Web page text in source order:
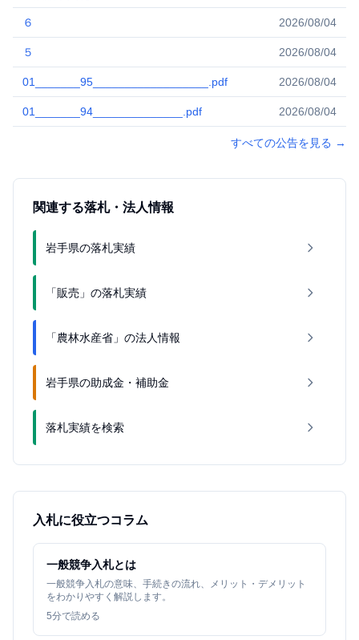
６ 2026/08/04
５ 2026/08/04
01_______95__________________.pdf 2026/08/04
01_______94______________.pdf 2026/08/04
すべての公告を見る →
関連する落札・法人情報
岩手県の落札実績
「販売」の落札実績
「農林水産省」の法人情報
岩手県の助成金・補助金
落札実績を検索
入札に役立つコラム
一般競争入札とは
一般競争入札の意味、手続きの流れ、メリット・デメリット
をわかりやすく解説します。
5分で読める